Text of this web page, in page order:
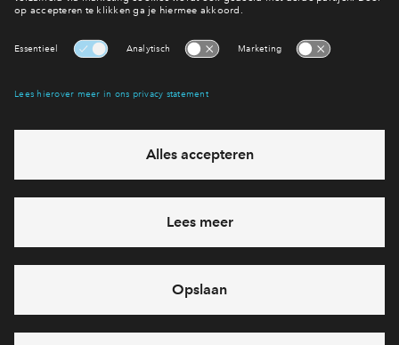
Interesse? Meld je dan snel aan
Hiermee blijf je op de hoogte van het belangrijkste nieuws en
Ja, ik wil mij aanmelden
Heb je een vraag en wil je direct antwoord? Bel ons op
71 22 7 25
feestdagen)
vandaag gesloten, maandag zijn we vanaf 09:00 uur weer